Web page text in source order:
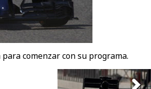
comenzar con su programa.